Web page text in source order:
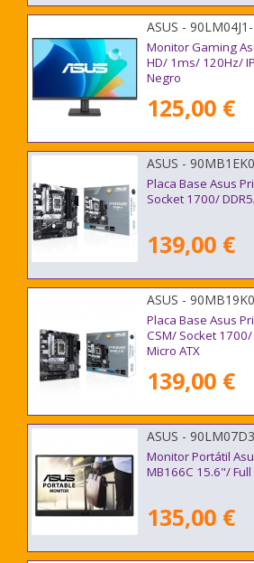
ASUS -
Monitor Gaming
HD/ 1ms/ 120Hz/
Negro
125,00 €
ASUS -
Placa Base Asus
Socket 1700/
139,00 €
ASUS -
Placa Base Asus
CSM/ Socket
Micro ATX
139,00 €
ASUS -
Monitor Portátil
MB166C 15.6"/
135,00 €